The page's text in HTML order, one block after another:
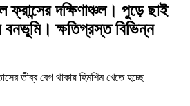
ফ্রান্সের দক্ষিণাঞ্চল। পুড়ে ছাই
বনভূমি। ক্ষতিগ্রস্ত বিভিন্ন
তীব্র বেগ থাকায় হিমশিম খেতে হচ্ছে